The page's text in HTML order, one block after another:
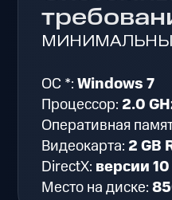
ОС *:Windows 7
Процессор: 2.0
Оперативная
Видеокарта: 2 GB
DirectX: версии 10
Место на диске: